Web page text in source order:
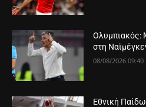
Ολυμπιακός:
στη
08/08/2026 09:40
Εθνική